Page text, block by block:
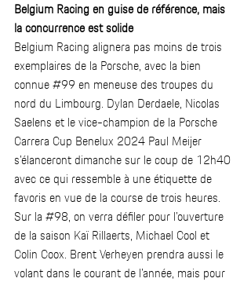
Belgium Racing en guise de référence, mais
la concurrence est solide
Belgium Racing alignera pas moins de trois
exemplaires de la Porsche, avec la bien
connue #99 en meneuse des troupes du
nord du Limbourg. Dylan Derdaele, Nicolas
Saelens et le vice-champion de la Porsche
Carrera Cup Benelux 2024 Paul Meijer
s’élanceront dimanche sur le coup de 12h40
avec ce qui ressemble à une étiquette de
favoris en vue de la course de trois heures.
Sur la #98, on verra défiler pour l’ouverture
de la saison Kaï Rillaerts, Michael Cool et
Colin Coox. Brent Verheyen prendra aussi le
volant dans le courant de l’année, mais pour